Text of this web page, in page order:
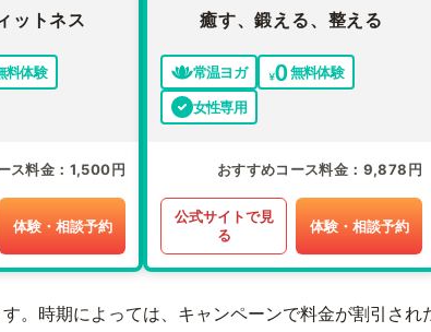
ットネス
料体験
ス料金 1,500円
体験・相談予約
癒す、鍛える、整える
常温ヨガ
無料体験
女性専用
おすすめコース料金 9,878円
公式サイトで見
る
体験・相談予約
。時期によっては、キャンペーンで料金が割引され